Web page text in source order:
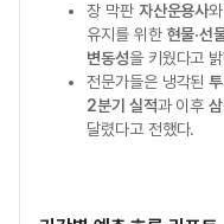
장 막판 자산운용사
유지를 위한 현물·선
변동성을 키웠다고
전문가들은 냉각된
2분기 실적과 이후
달렸다고 전했다.